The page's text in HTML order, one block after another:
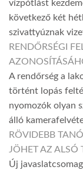
vízpótlást
következő két
szivattyúznak
RENDŐRSÉGI
A rendőrség a
történt lopás
nyomozók olyan
álló
RÖVIDEBB
JÖHET AZ ALSÓ
Új